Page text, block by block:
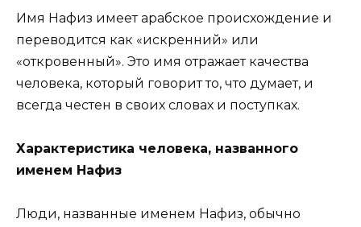
Имя Нафиз имеет арабское происхождение и
переводится как «искренний» или
«откровенный». Это имя отражает качества
человека, который говорит то, что думает, и
всегда честен в своих словах и поступках.
Характеристика человека, названного
именем Нафиз
Люди, названные именем Нафиз, обычно